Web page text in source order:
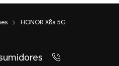
HONOR X8a 5G